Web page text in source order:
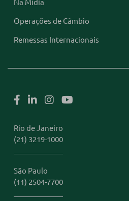
Operações de Câmbio
Remessas Internacionais
Rio de Janeiro
(21) 3219-1000
São Paulo
(11) 2504-7700